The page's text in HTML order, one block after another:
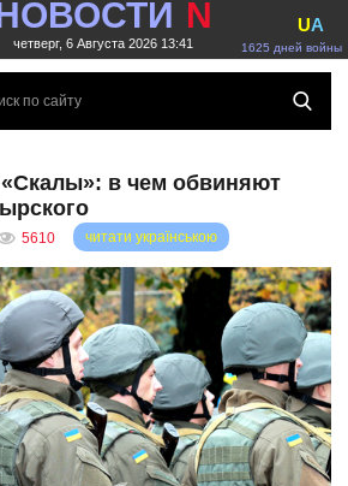
N
четверг, 6 Августа 2026 13:41 1625 дней войны
UA
«Скалы»: в чем обвиняют
5610 читати українською